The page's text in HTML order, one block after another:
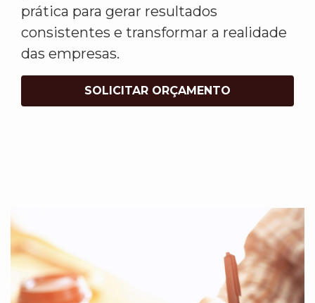
prática para gerar resultados
consistentes e transformar a realidade
das empresas.
SOLICITAR ORÇAMENTO